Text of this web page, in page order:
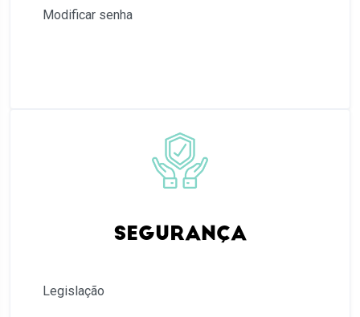
Modificar senha
SEGURANÇA
Legislação